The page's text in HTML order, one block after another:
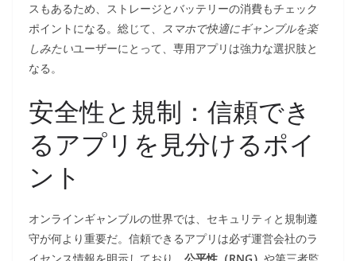
スもあるため、ストレージとバッテリーの消費もチェック
ポイントになる。総じて、 スマホで快適にギャンブルを楽
しみたいユーザーにとって、専用アプリは強力な選択肢と
なる。
安全性と規制：信頼でき
るアプリを見分けるポイ
ント
オンラインギャンブルの世界では、セキュリティと規制遵
守が何より重要だ。信頼できるアプリは必ず運営会社のラ